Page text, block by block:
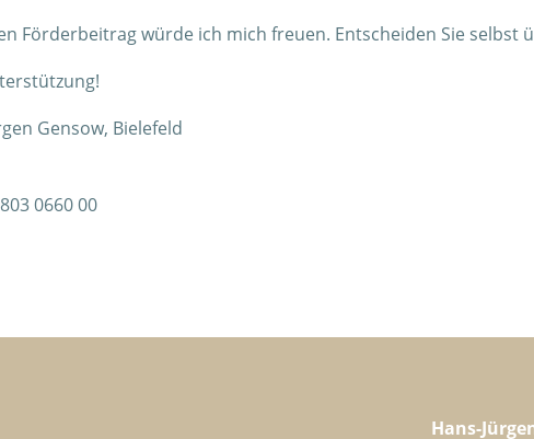
Förderbeitrag würde ich mich freuen. Entscheiden Sie selbst
Gensow, Bielefeld
0660 00
Hans-